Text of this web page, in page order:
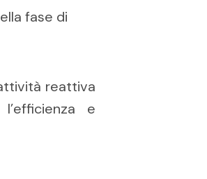
fase di
reattiva
e